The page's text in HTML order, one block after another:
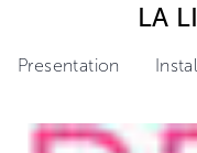
LA
Presentation